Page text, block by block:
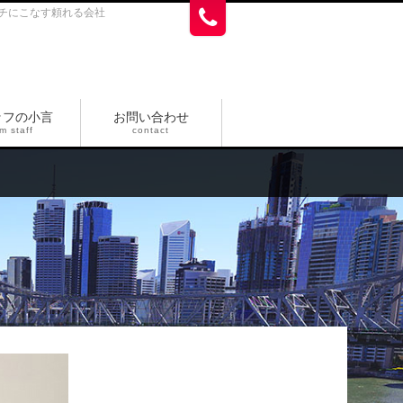
にこなす頼れる会社
の小言
staff
お問い合わせ
contact